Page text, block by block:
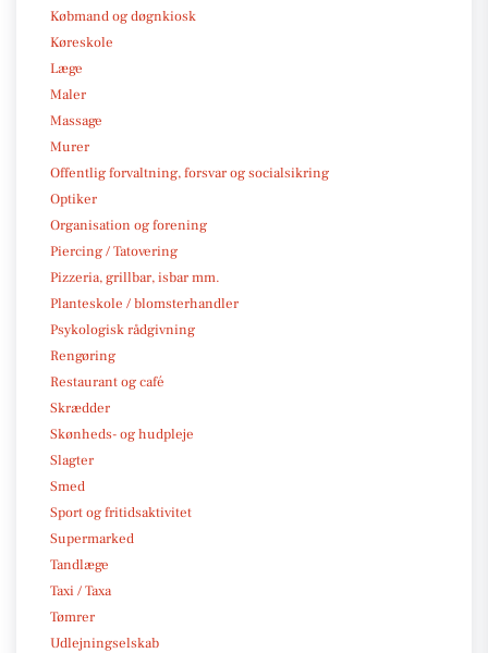
Købmand og døgnkiosk
Køreskole
Læge
Maler
Massage
Murer
Offentlig forvaltning, forsvar og socialsikring
Optiker
Organisation og forening
Piercing / Tatovering
Pizzeria, grillbar, isbar mm.
Planteskole / blomsterhandler
Psykologisk rådgivning
Rengøring
Restaurant og café
Skrædder
Skønheds- og hudpleje
Slagter
Smed
Sport og fritidsaktivitet
Supermarked
Tandlæge
Taxi / Taxa
Tømrer
Udlejningselskab